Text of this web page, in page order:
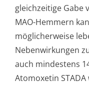
gleichzeitige Gabe
MAO-Hemmern
möglicherweise
Nebenwirkungen
auch mindestens
Atomoxetin